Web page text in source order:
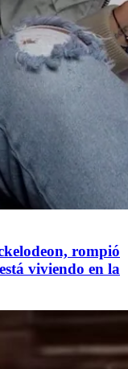
rompió
viviendo en la